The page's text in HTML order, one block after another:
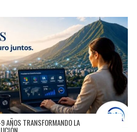
AÑOS TRANSFORMANDO LA